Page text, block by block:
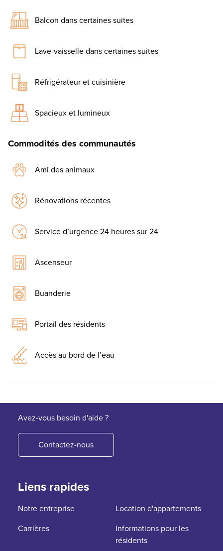
Balcon dans certaines suites
Lave-vaisselle dans certaines suites
Réfrigérateur et cuisinière
Spacieux et lumineux
Commodités des communautés
Ami des animaux
Rénovations récentes
Service d’urgence 24 heures sur 24
Ascenseur
Buanderie
Portail des résidents
Accès au bord de l’eau
Avez-vous besoin d'aide ?
Contactez-nous
Liens rapides
Notre entreprise
Location d'appartements
Carrières
Informations pour les
résidents